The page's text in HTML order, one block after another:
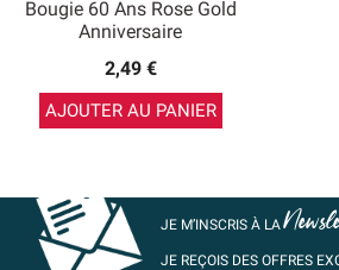
Bougie 60 Ans Rose Gold
Anniversaire
2,49 €
AJOUTER AU PANIER
JE M’INSCRIS À LA
JE REÇOIS DES OFFRES